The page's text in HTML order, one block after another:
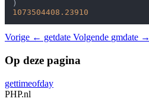
1073504408.23910
Vorige ← getdate Volgende gmdate →
Op deze pagina
gettimeofday
PHP.nl